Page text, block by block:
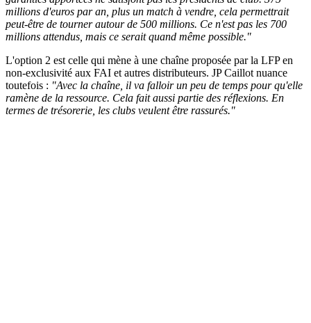
millions d'euros par an, plus un match à vendre, cela permettrait
peut-être de tourner autour de 500 millions. Ce n'est pas les 700
millions attendus, mais ce serait quand même possible."
L'option 2 est celle qui mène à une chaîne proposée par la LFP en
non-exclusivité aux FAI et autres distributeurs. JP Caillot nuance
toutefois : "Avec la chaîne, il va falloir un peu de temps pour qu'elle
ramène de la ressource. Cela fait aussi partie des réflexions. En
termes de trésorerie, les clubs veulent être rassurés."